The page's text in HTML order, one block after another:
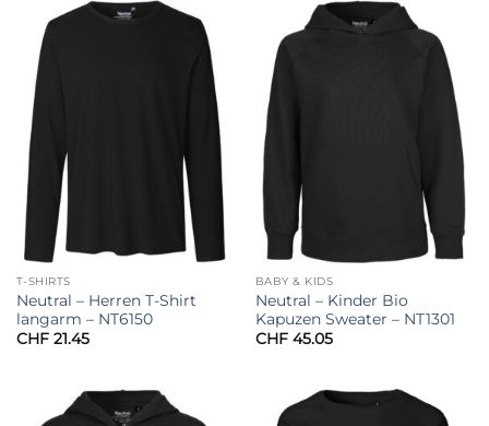
T-SHIRTS
Neutral – Herren T-Shirt
langarm – NT6150
CHF21.45
BABY & KIDS
Neutral – Kinder Bio
Kapuzen Sweater – NT1301
CHF45.05